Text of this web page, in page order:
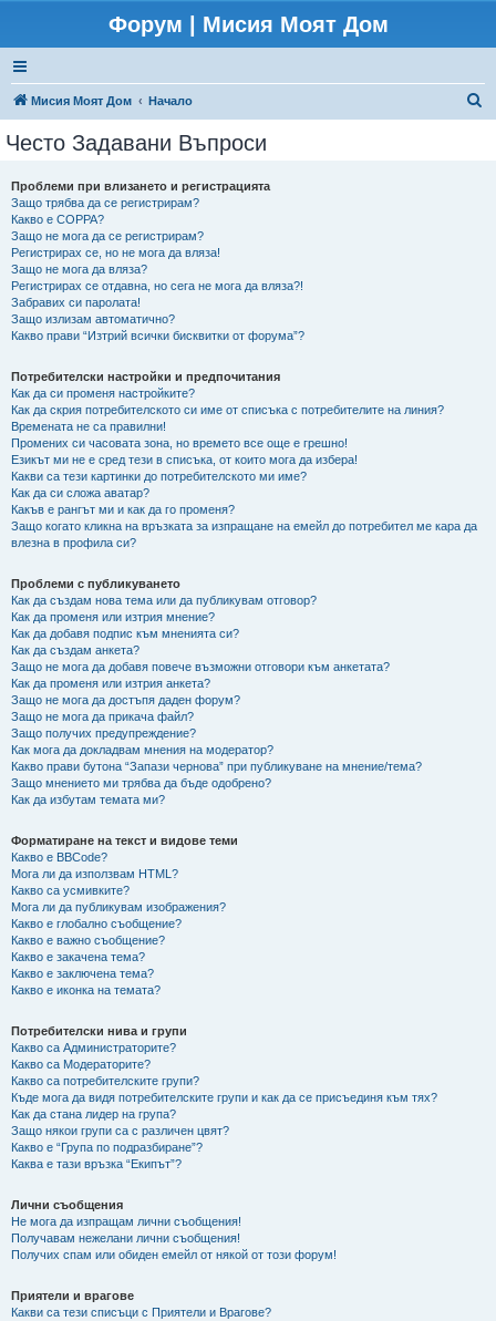
Форум | Мисия Моят Дом
Мисия Моят Дом Начало
Често Задавани Въпроси
Проблеми при влизането и регистрацията
Защо трябва да се регистрирам?
Какво е COPPA?
Защо не мога да се регистрирам?
Регистрирах се, но не мога да вляза!
Защо не мога да вляза?
Регистрирах се отдавна, но сега не мога да вляза?!
Забравих си паролата!
Защо излизам автоматично?
Какво прави “Изтрий всички бисквитки от форума”?
Потребителски настройки и предпочитания
Как да си променя настройките?
Как да скрия потребителското си име от списъка с потребителите на линия?
Времената не са правилни!
Промених си часовата зона, но времето все още е грешно!
Езикът ми не е сред тези в списъка, от които мога да избера!
Какви са тези картинки до потребителското ми име?
Как да си сложа аватар?
Какъв е рангът ми и как да го променя?
Защо когато кликна на връзката за изпращане на емейл до потребител ме кара да
влезна в профила си?
Проблеми с публикуването
Как да създам нова тема или да публикувам отговор?
Как да променя или изтрия мнение?
Как да добавя подпис към мненията си?
Как да създам анкета?
Защо не мога да добавя повече възможни отговори към анкетата?
Как да променя или изтрия анкета?
Защо не мога да достъпя даден форум?
Защо не мога да прикача файл?
Защо получих предупреждение?
Как мога да докладвам мнения на модератор?
Какво прави бутона “Запази чернова” при публикуване на мнение/тема?
Защо мнението ми трябва да бъде одобрено?
Как да избутам темата ми?
Форматиране на текст и видове теми
Какво е BBCode?
Мога ли да използвам HTML?
Какво са усмивките?
Мога ли да публикувам изображения?
Какво е глобално съобщение?
Какво е важно съобщение?
Какво е закачена тема?
Какво е заключена тема?
Какво е иконка на темата?
Потребителски нива и групи
Какво са Администраторите?
Какво са Модераторите?
Какво са потребителските групи?
Къде мога да видя потребителските групи и как да се присъединя към тях?
Как да стана лидер на група?
Защо някои групи са с различен цвят?
Какво е “Група по подразбиране”?
Каква е тази връзка “Екипът”?
Лични съобщения
Не мога да изпращам лични съобщения!
Получавам нежелани лични съобщения!
Получих спам или обиден емейл от някой от този форум!
Приятели и врагове
Какви са тези списъци с Приятели и Врагове?